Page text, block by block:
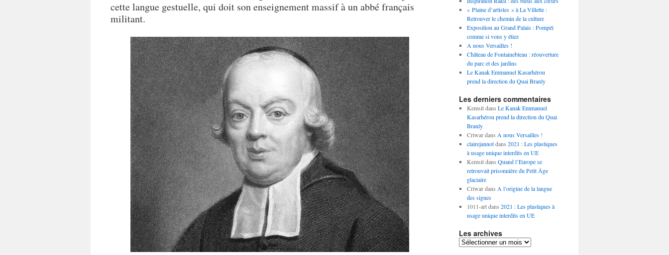
cette langue gestuelle, qui doit son enseignement massif à un abbé français
militant.
« Plaine d’artistes » à La Villette :
Retrouver le chemin de la culture
Exposition au Grand Palais : Pompéi
comme si vous y étiez
A nous Versailles !
Château de Fontainebleau : réouverture
du parc et des jardins
Le Kanak Emmanuel Kasarhérou
prend la direction du Quai Branly
Les derniers commentaires
Kemsitdans Le Kanak Emmanuel
Kasarhérou prend la direction du Quai
Branly
Criwardans A nous Versailles !
clairejannotdans 2021 : Les plastiques
à usage unique interdits en UE
Kemsitdans Quand l’Europe se
retrouvait prisonnière du Petit Âge
glaciaire
Criwardans A l’origine de la langue
des signes
1011-artdans 2021 : Les plastiques à
usage unique interdits en UE
Les archives
Les